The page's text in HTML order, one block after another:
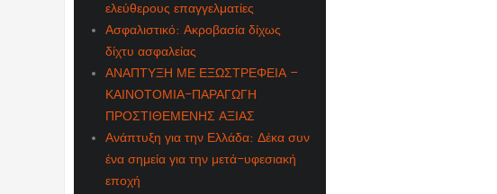
ελεύθερους επαγγελματίες
Ασφαλιστικό: Ακροβασία δίχως
δίχτυ ασφαλείας
ΑΝΑΠΤΥΞΗ ΜΕ ΕΞΩΣΤΡΕΦΕΙΑ –
ΚΑΙΝΟΤΟΜΙΑ-ΠΑΡΑΓΩΓΗ
ΠΡΟΣΤΙΘΕΜΕΝΗΣ ΑΞΙΑΣ
Ανάπτυξη για την Ελλάδα: Δέκα συν
ένα σημεία για την μετά-υφεσιακή
εποχή